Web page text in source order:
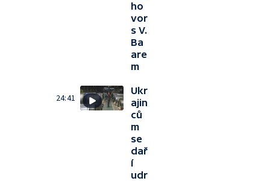
ho
vor
s V.
Ba
are
m
24:41
Ukr
ajin
ců
m
se
dař
í
udr